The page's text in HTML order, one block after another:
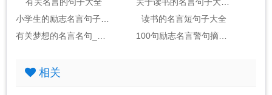
有关名言的句子大全
关于读书的名言句子大全2句
小学生的励志名言句子大全
读书的名言短句子大全
有关梦想的名言名句_句子大全(包括作者)
100句励志名言警句摘抄大全_句子大全励志金句
相关